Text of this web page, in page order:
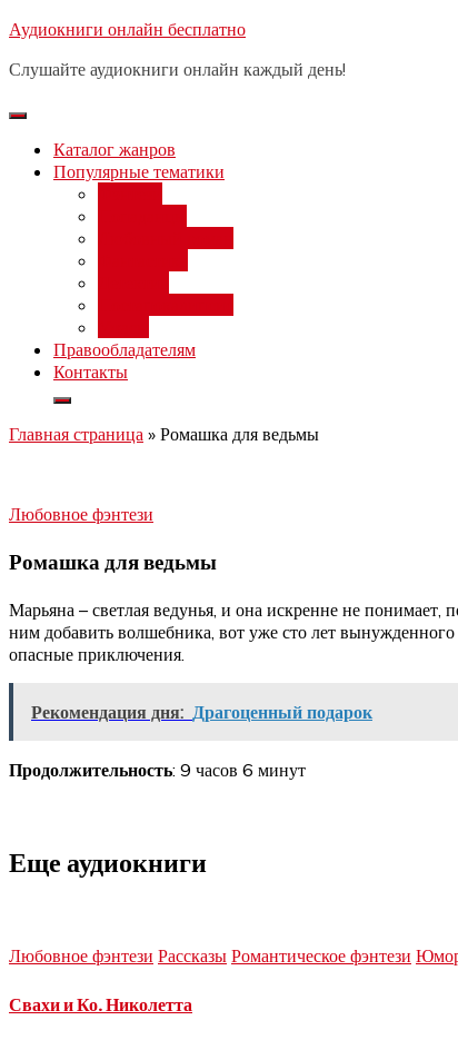
Перейти
содержимому
Аудиокниги онлайн бесплатно
Слушайте аудиокниги онлайн каждый день!
Каталог жанров
Популярные тематики
Правообладателям
Контакты
Главная страница » Ромашка для ведьмы
Любовное фэнтези
Ромашка для ведьмы
Марьяна – светлая ведунья, и она искренне не
ним добавить волшебника, вот уже сто лет
опасные приключения.
Рекомендация дня: Драгоценный подарок
Продолжительность: 9 часов 6 минут
Еще аудиокниги
Любовное фэнтези Рассказы Романтическое фэнтези
Свахи и Ко. Николетта